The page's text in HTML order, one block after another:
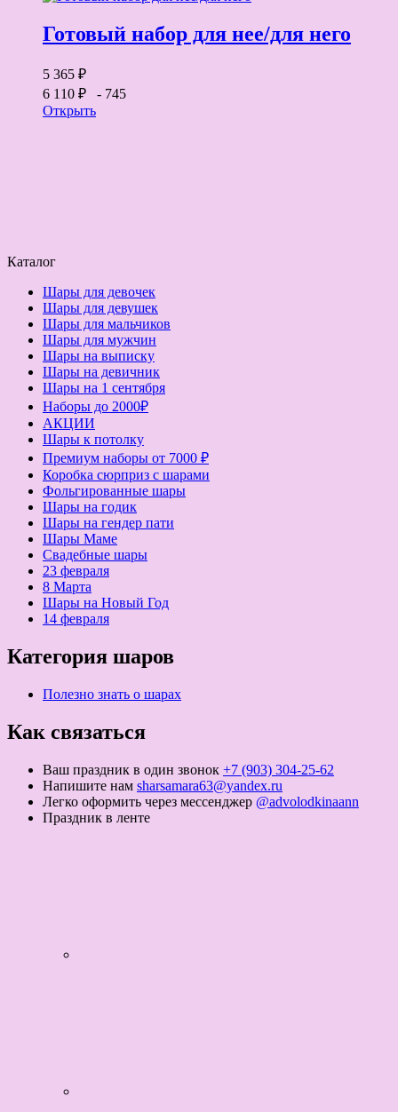
Готовый набор для нее/для него
5 365 ₽
6 110 ₽ - 745
Открыть
Каталог
Шары для девочек
Шары для девушек
Шары для мальчиков
Шары для мужчин
Шары на выписку
Шары на девичник
Шары на 1 сентября
Наборы до 2000₽
АКЦИИ
Шары к потолку
Премиум наборы от 7000 ₽
Коробка сюрприз с шарами
Фольгированные шары
Шары на годик
Шары на гендер пати
Шары Маме
Свадебные шары
23 февраля
8 Марта
Шары на Новый Год
14 февраля
Категория шаров
Полезно знать о шарах
Как связаться
Ваш праздник в один звонок +7 (903) 304-25-62
Напишите нам sharsamara63@yandex.ru
Легко оформить через мессенджер @advolodkinaann
Праздник в ленте